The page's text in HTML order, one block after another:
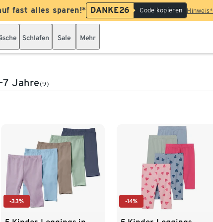
fast alles sparen!* DANKE26 Code kopieren Hinweis*
Schlafen Sale Mehr
7 Jahre(9)
-33% -14%